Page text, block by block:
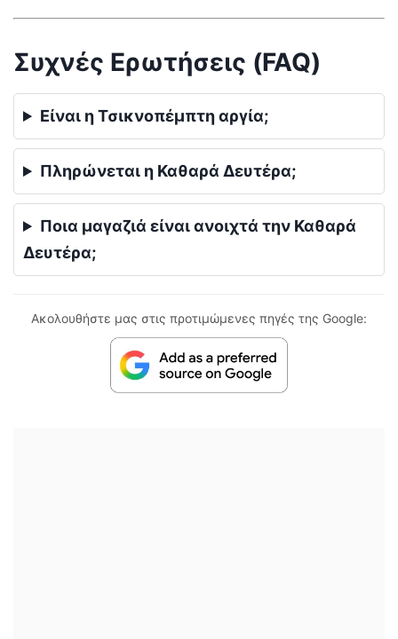
Συχνές Ερωτήσεις (FAQ)
Είναι η Τσικνοπέμπτη αργία;
Πληρώνεται η Καθαρά Δευτέρα;
Ποια μαγαζιά είναι ανοιχτά την Καθαρά
Δευτέρα;
Ακολουθήστε μας στις προτιμώμενες πηγές της Google: